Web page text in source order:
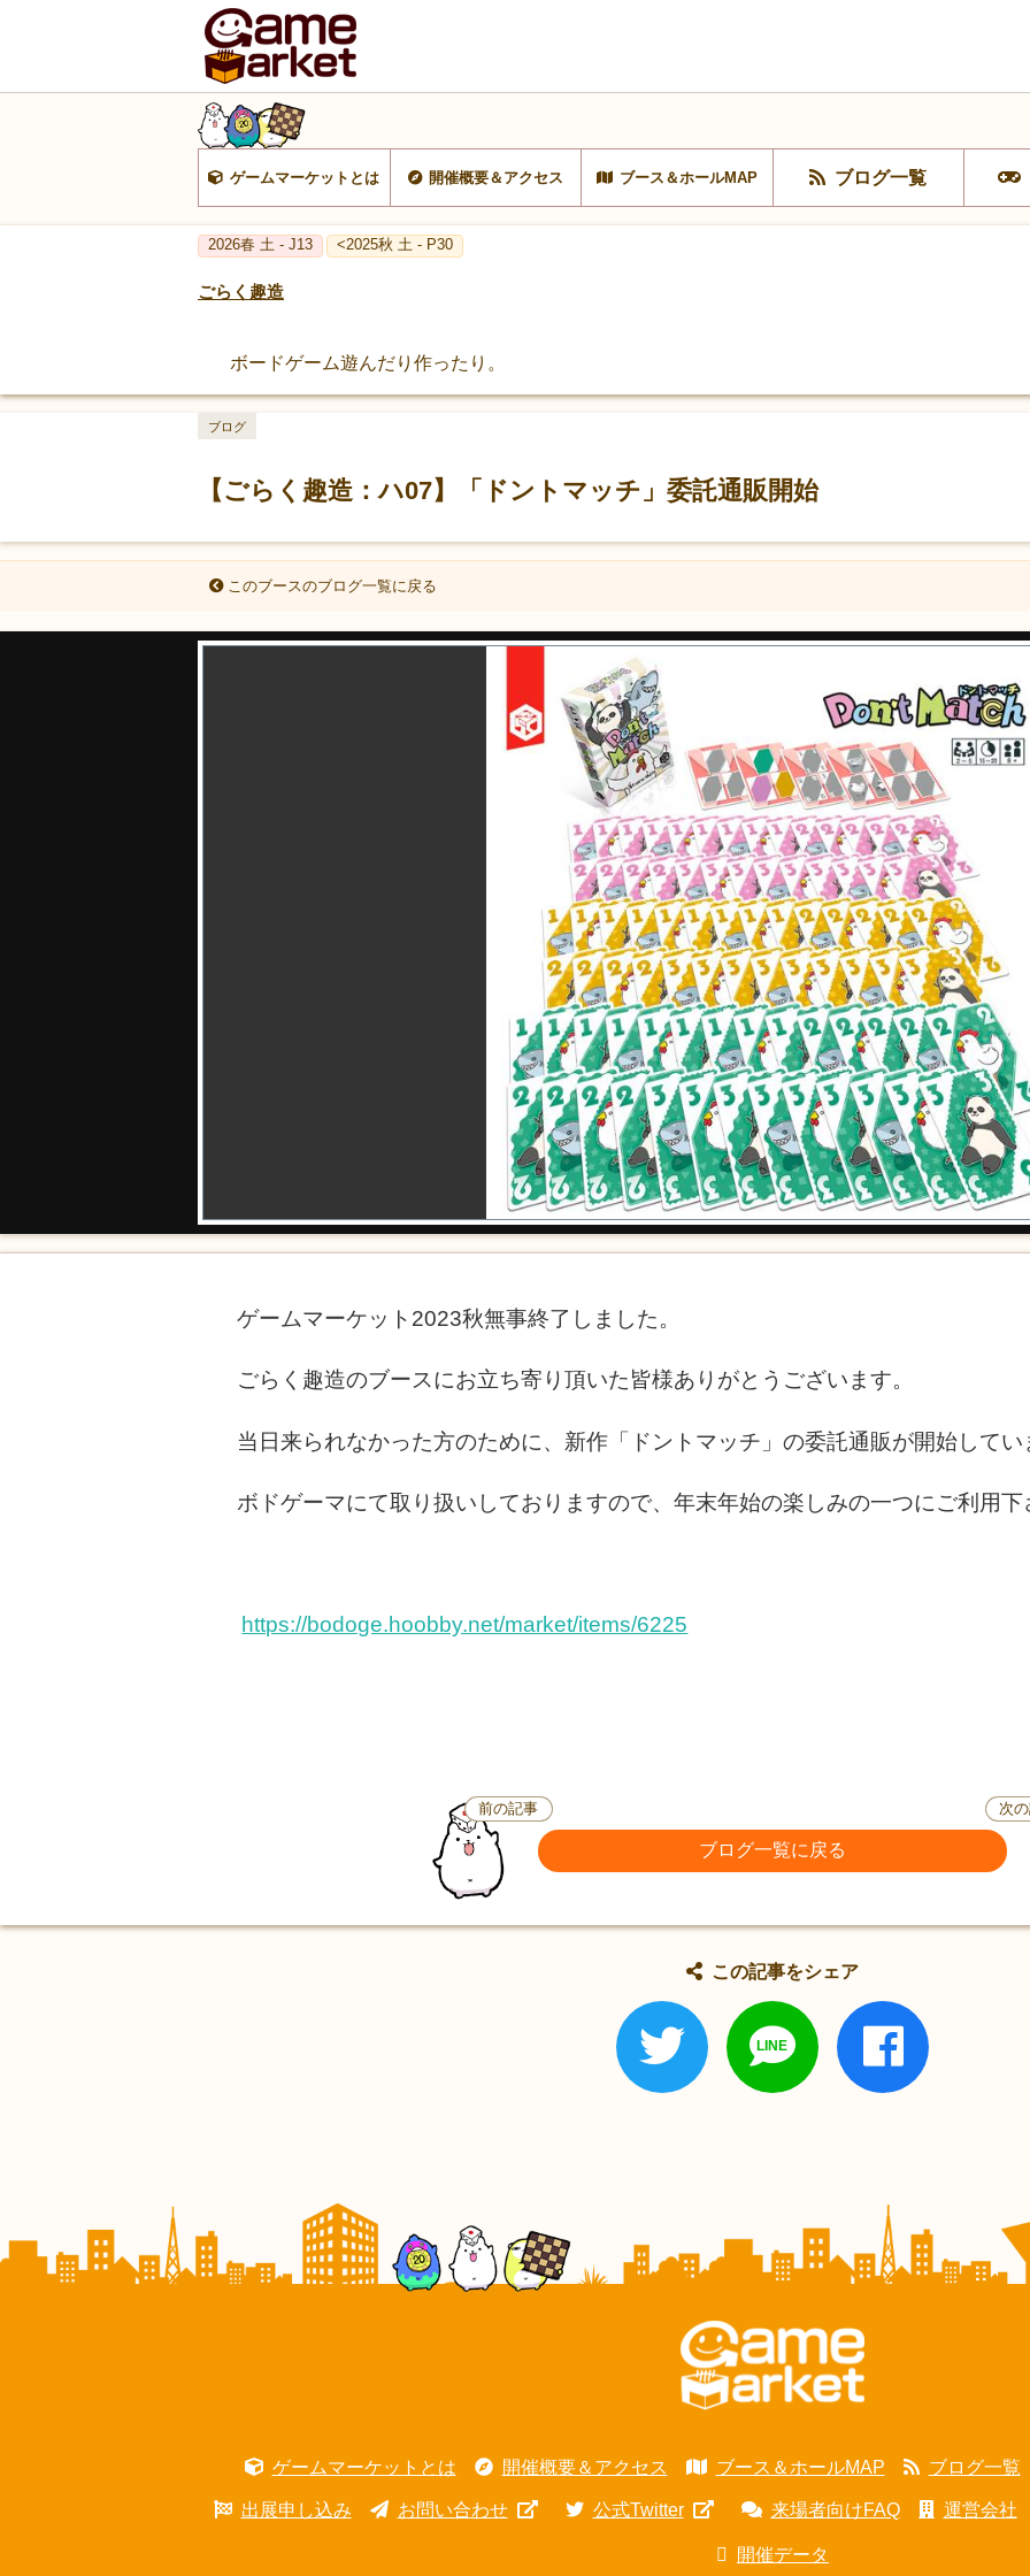
ゲームマーケットとは 開催概要＆アクセス ブース＆ホールMAP ブログ一覧
2026春 土 - J13 <2025秋 土 - P30
ごらく趣造
ボードゲーム遊んだり作ったり。
【ごらく趣造：ハ07】「ドントマッチ」委託通販開始
ブログ
このブースのブログ一覧に戻る
ゲームマーケット2023秋無事終了しました。
ごらく趣造のブースにお立ち寄り頂いた皆様ありがとうございます。
当日来られなかった方のために、新作「ドントマッチ」の委託通販が開始してい
ボドゲーマにて取り扱いしておりますので、年末年始の楽しみの一つにご利用下
https://bodoge.hoobby.net/market/items/6225
前の記事
ブログ一覧に戻る
次
この記事をシェア
ゲームマーケットとは 開催概要＆アクセス ブース＆ホールMAP ブログ一覧
出展申し込み お問い合わせ 公式Twitter 来場者向けFAQ 運営会社
開催データ